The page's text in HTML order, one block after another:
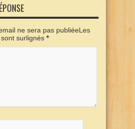
ne sera pas publiéeLes
surlignés *